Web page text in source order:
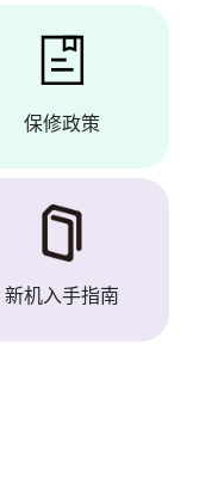
保修政策
新机入手指南